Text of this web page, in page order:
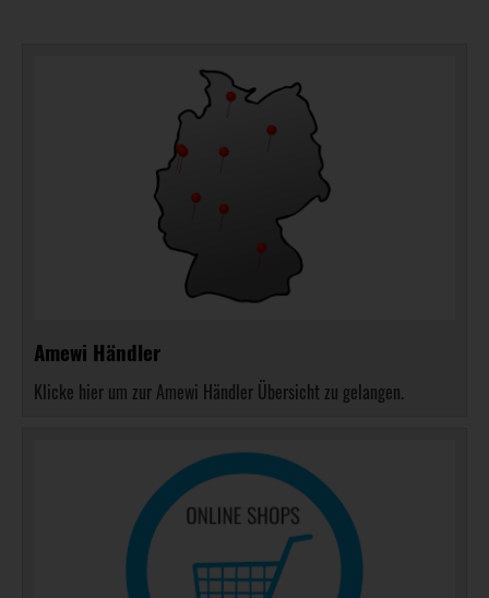
Amewi Händler
Klicke hier um zur Amewi Händler Übersicht zu gelangen.